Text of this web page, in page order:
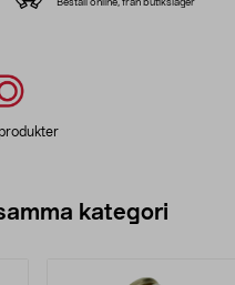
Beställ online, från butikslager
kategori